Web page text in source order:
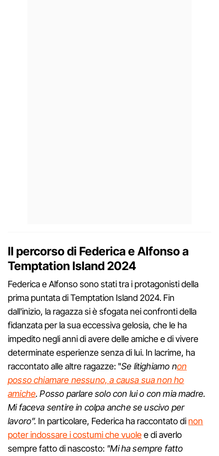
Il percorso di Federica e Alfonso a
Temptation Island 2024
Federica e Alfonso sono stati tra i protagonisti della
prima puntata di Temptation Island 2024. Fin
dall'inizio, la ragazza si è sfogata nei confronti della
fidanzata per la sua eccessiva gelosia, che le ha
impedito negli anni di avere delle amiche e di vivere
determinate esperienze senza di lui. In lacrime, ha
raccontato alle altre ragazze: "Se litighiamo non
posso chiamare nessuno, a causa sua non ho
amiche. Posso parlare solo con lui o con mia madre.
Mi faceva sentire in colpa anche se uscivo per
lavoro”. In particolare, Federica ha raccontato di non
poter indossare i costumi che vuolee di averlo
sempre fatto di nascosto: "Mi ha sempre fatto